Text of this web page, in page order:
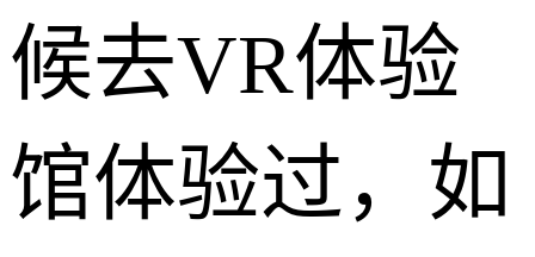
候去VR体验
馆体验过，如